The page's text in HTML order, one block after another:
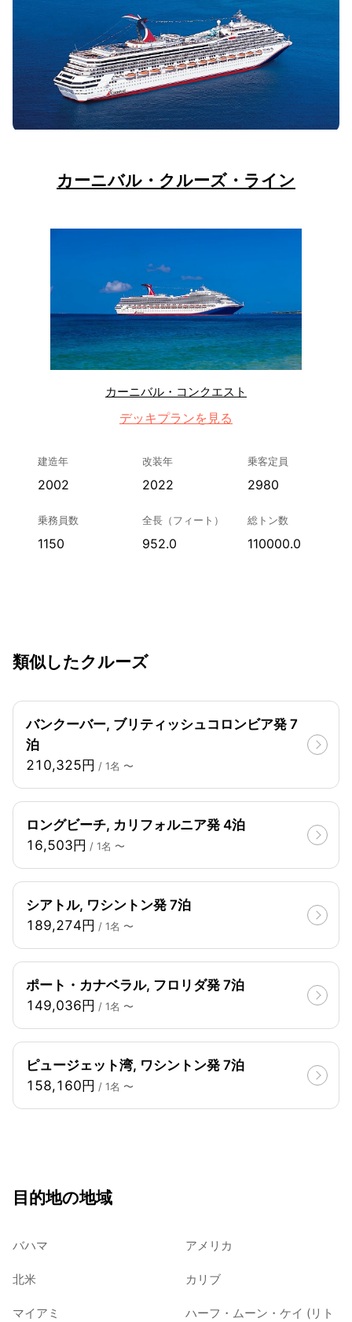
カーニバル・クルーズ・ライン
カーニバル・コンクエスト
デッキプランを見る
建造年
2002
改装年
2022
乗客定員
2980
乗務員数
1150
全長（フィート）
952.0
総トン数
110000.0
類似したクルーズ
バンクーバー, ブリティッシュコロンビア発 7
泊
210,325円 / 1名 〜
ロングビーチ, カリフォルニア発 4泊
16,503円 / 1名 〜
シアトル, ワシントン発 7泊
189,274円 / 1名 〜
ポート・カナベラル, フロリダ発 7泊
149,036円 / 1名 〜
ピュージェット湾, ワシントン発 7泊
158,160円 / 1名 〜
目的地の地域
バハマ アメリカ
北米 カリブ
マイアミ
ハーフ・ムーン・ケイ (リト